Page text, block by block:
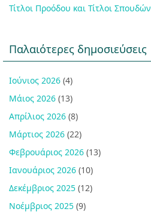
Τίτλοι Προόδου και Τίτλοι Σπουδών
Παλαιότερες δημοσιεύσεις
Ιούνιος 2026 (4)
Μάιος 2026 (13)
Απρίλιος 2026 (8)
Μάρτιος 2026 (22)
Φεβρουάριος 2026 (13)
Ιανουάριος 2026 (10)
Δεκέμβριος 2025 (12)
Νοέμβριος 2025 (9)